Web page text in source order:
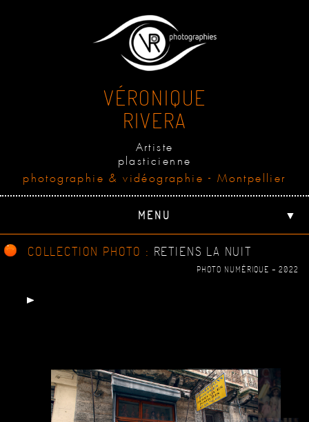
VÉRONIQUE
RIVERA
Artiste
plasticienne
photographie & vidéographie - Montpellier
MENU ▼
COLLECTION PHOTO : RETIENS LA NUIT
PHOTO NUMÉRIQUE - 2022